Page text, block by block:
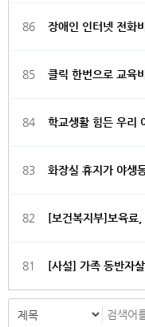
86 장애인 인터넷 전화
85 클릭 한번으로 교육
84 학교생활 힘든 우리
83 화장실 휴지가 야생
82 [보건복지부]보육료
81 [사설] 가족 동반자